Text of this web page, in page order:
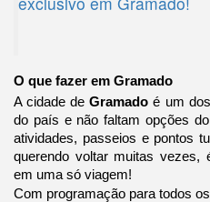
O que fazer em Gramado
A cidade de Gramado é um
do país e não faltam opções
atividades, passeios e pontos
querendo voltar muitas vezes,
em uma só viagem!